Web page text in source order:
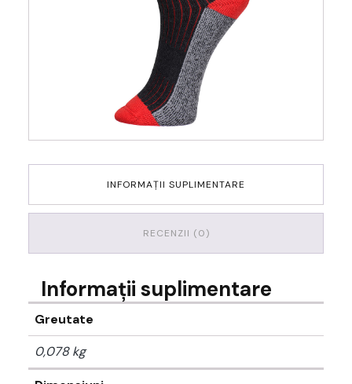
INFORMAȚII SUPLIMENTARE
RECENZII (0)
Informații suplimentare
Greutate
0,078 kg